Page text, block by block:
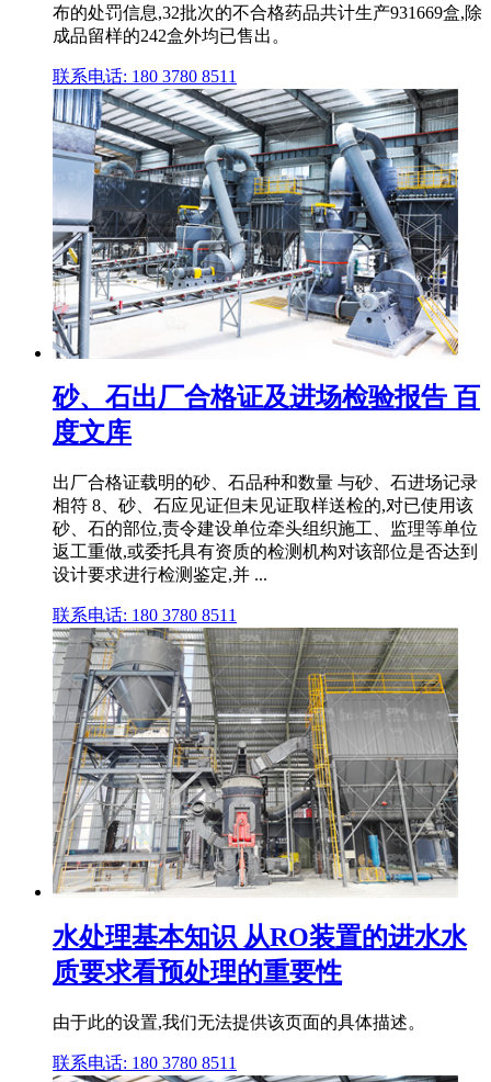
布的处罚信息,32批次的不合格药品共计生产931669盒,除
成品留样的242盒外均已售出。
联系电话: 180 3780 8511
砂、石出厂合格证及进场检验报告 百
度文库
出厂合格证载明的砂、石品种和数量 与砂、石进场记录
相符 8、砂、石应见证但未见证取样送检的,对已使用该
砂、石的部位,责令建设单位牵头组织施工、监理等单位
返工重做,或委托具有资质的检测机构对该部位是否达到
设计要求进行检测鉴定,并 ...
联系电话: 180 3780 8511
水处理基本知识 从RO装置的进水水
质要求看预处理的重要性
由于此的设置,我们无法提供该页面的具体描述。
联系电话: 180 3780 8511